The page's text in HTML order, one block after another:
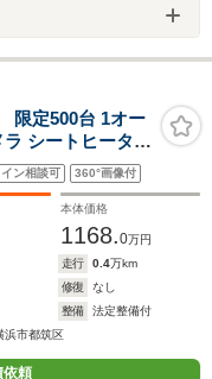
定500台 1オー
シートヒーター
ラック塗装19イ
キャリパー ブラ
ン相談可 360°画像付
本体価格
1168.0万円
走行 0.4万km
修復
なし
整備
法定整備付
浜市都筑区
依頼